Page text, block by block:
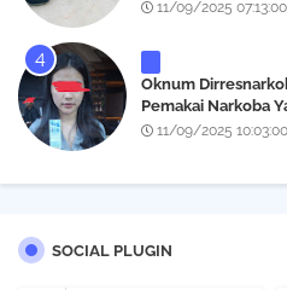
Meter
11/09/2025
Oknum
Pemakai Narkoba
Black Owl, Propam
11/09/2025
SOCIAL PLUGIN